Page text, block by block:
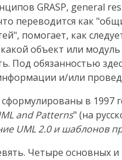
GRASP, general
переводится как
помогает, как
объект или
Под обязанностью
и/или
в 1997
and Patterns" (на
UML 2.0 и шаблонов
Четыре основных